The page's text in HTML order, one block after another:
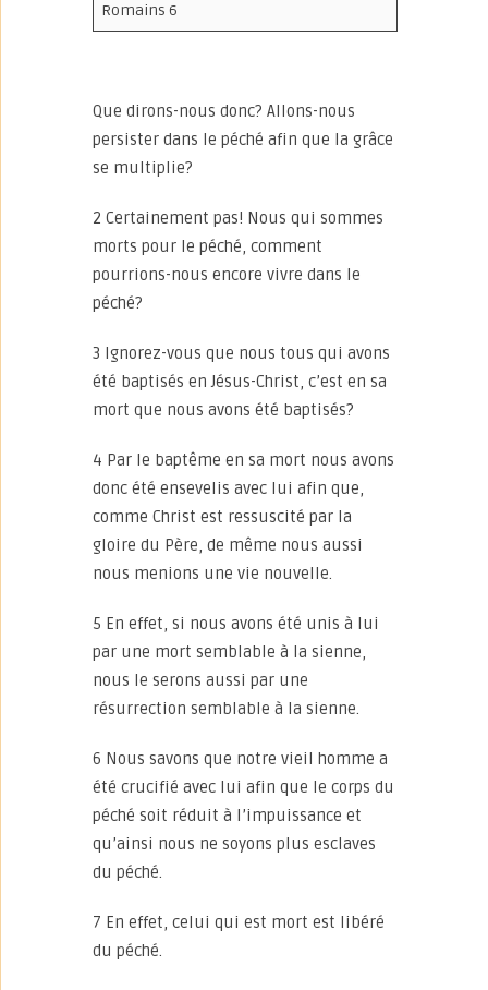
Romains 6
Que dirons-nous donc? Allons-nous
persister dans le péché afin que la grâce
se multiplie?
2 Certainement pas! Nous qui sommes
morts pour le péché, comment
pourrions-nous encore vivre dans le
péché?
3 Ignorez-vous que nous tous qui avons
été baptisés en Jésus-Christ, c’est en sa
mort que nous avons été baptisés?
4 Par le baptême en sa mort nous avons
donc été ensevelis avec lui afin que,
comme Christ est ressuscité par la
gloire du Père, de même nous aussi
nous menions une vie nouvelle.
5 En effet, si nous avons été unis à lui
par une mort semblable à la sienne,
nous le serons aussi par une
résurrection semblable à la sienne.
6 Nous savons que notre vieil homme a
été crucifié avec lui afin que le corps du
péché soit réduit à l’impuissance et
qu’ainsi nous ne soyons plus esclaves
du péché.
7 En effet, celui qui est mort est libéré
du péché.